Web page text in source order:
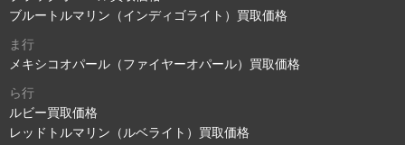
ブルートルマリン（インディゴライト）買取価格
ま行
メキシコオパール（ファイヤーオパール）買取価格
ら行
ルビー買取価格
レッドトルマリン（ルベライト）買取価格